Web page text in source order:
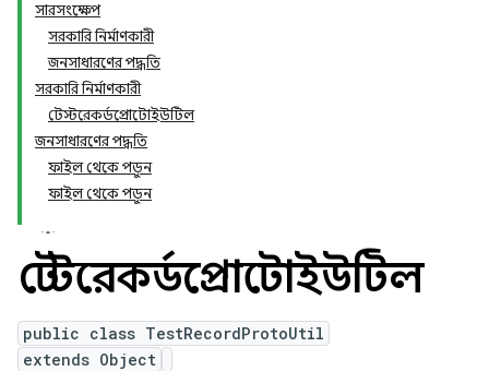
সারসংক্ষেপ
সরকারি নির্মাণকারী
জনসাধারণের পদ্ধতি
সরকারি নির্মাণকারী
টেস্টরেকর্ডপ্রোটোইউটিল
জনসাধারণের পদ্ধতি
ফাইল থেকে পড়ুন
ফাইল থেকে পড়ুন
টেস্টরেকর্ডপ্রোটোইউটিল
public class TestRecordProtoUtil
extends Object